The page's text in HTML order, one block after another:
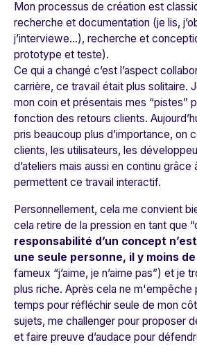
Mon processus de création est
recherche et documentation (je lis,
j’interviewe…), recherche et
prototype et teste).
Ce qui a changé c’est l’aspect
carrière, ce travail était plus solitaire.
mon coin et présentais mes “pistes”
fonction des retours clients.
pris beaucoup plus d’importance, on
clients, les utilisateurs, les
d’ateliers mais aussi en continu grâce
permettent ce travail interactif.
Personnellement, cela me convient
cela retire de la pression en tant que
responsabilité d’un concept
une seule personne, il y moins
fameux “j’aime, je n’aime pas”) et je
plus riche. Après cela ne m'empêche
temps pour réfléchir seule de mon
sujets, me challenger pour proposer
et faire preuve d’audace pour